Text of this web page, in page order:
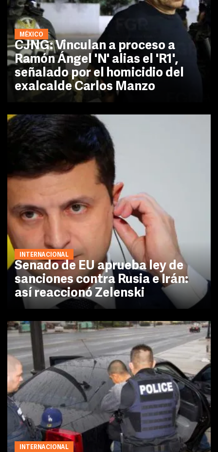
MÉXICO
CJNG: Vinculan a proceso a
Ramón Ángel 'N' alias el 'R1',
señalado por el homicidio del
exalcalde Carlos Manzo
INTERNACIONAL
Senado de EU aprueba ley de
sanciones contra Rusia e Irán:
así reaccionó Zelenski
INTERNACIONAL